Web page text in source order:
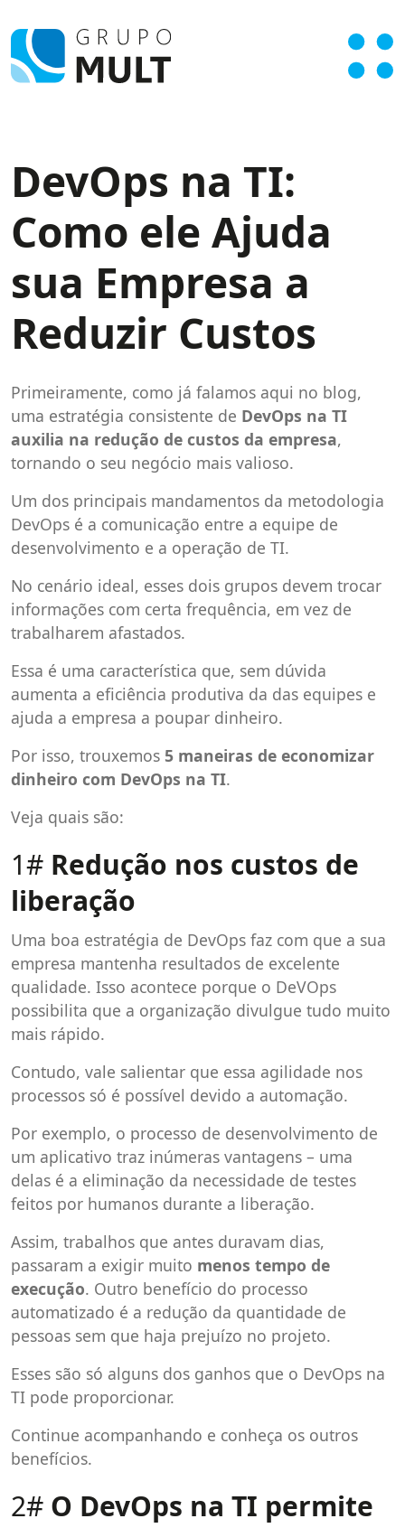
DevOps na TI:
Como ele Ajuda
sua Empresa a
Reduzir Custos
Primeiramente, como já falamos aqui no blog,
uma estratégia consistente de DevOps na TI
auxilia na redução de custos da empresa,
tornando o seu negócio mais valioso.
Um dos principais mandamentos da metodologia
DevOps é a comunicação entre a equipe de
desenvolvimento e a operação de TI.
No cenário ideal, esses dois grupos devem trocar
informações com certa frequência, em vez de
trabalharem afastados.
Essa é uma característica que, sem dúvida
aumenta a eficiência produtiva da das equipes e
ajuda a empresa a poupar dinheiro.
Por isso, trouxemos 5 maneiras de economizar
dinheiro com DevOps na TI.
Veja quais são:
1# Redução nos custos de
liberação
Uma boa estratégia de DevOps faz com que a sua
empresa mantenha resultados de excelente
qualidade. Isso acontece porque o DeVOps
possibilita que a organização divulgue tudo muito
mais rápido.
Contudo, vale salientar que essa agilidade nos
processos só é possível devido a automação.
Por exemplo, o processo de desenvolvimento de
um aplicativo traz inúmeras vantagens – uma
delas é a eliminação da necessidade de testes
feitos por humanos durante a liberação.
Assim, trabalhos que antes duravam dias,
passaram a exigir muito menos tempo de
execução. Outro benefício do processo
automatizado é a redução da quantidade de
pessoas sem que haja prejuízo no projeto.
Esses são só alguns dos ganhos que o DevOps na
TI pode proporcionar.
Continue acompanhando e conheça os outros
benefícios.
2# O DevOps na TI permite